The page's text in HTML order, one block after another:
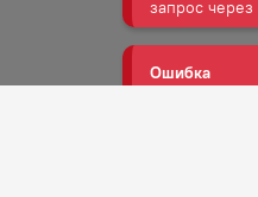
Ошибка
запрос через